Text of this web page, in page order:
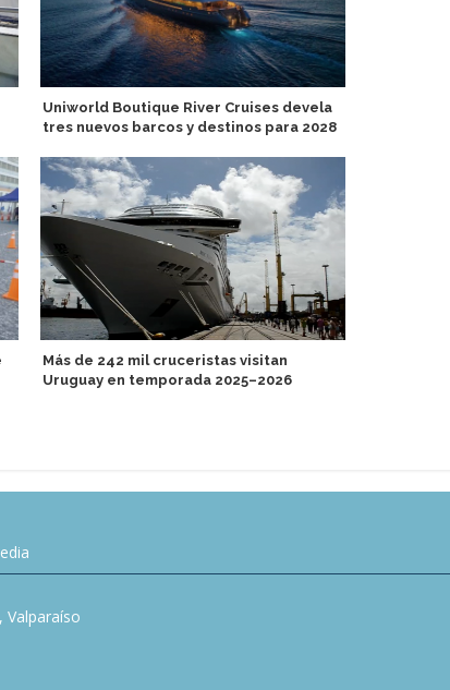
Uniworld Boutique River Cruises devela
tres nuevos barcos y destinos para 2028
Más de 242 mil cruceristas visitan
Uruguay en temporada 2025–2026
Valparaíso